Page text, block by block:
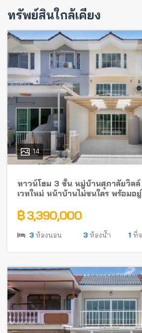
ทรัพย์สินใกล้เคียง
14
ทาวน์โฮม 3 ชั้น หมู่บ้านศุภาลัยวิลล์
เวทใหม่ หน้าบ้านไม่ชนใคร พร้อมอ
฿ 3,390,000
3 ห้องนอน 3 ห้องน้ำ 1 ที่